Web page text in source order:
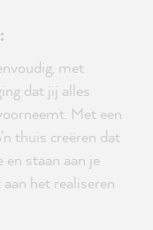
met
dat jij alles
Met een
thuis creëren dat
en staan aan je
het realiseren